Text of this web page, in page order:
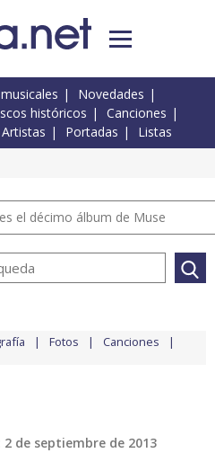
Novedades
históricos
Canciones
Artistas Portadas Listas
el décimo álbum de Muse
Fotos Canciones
2 de septiembre de 2013